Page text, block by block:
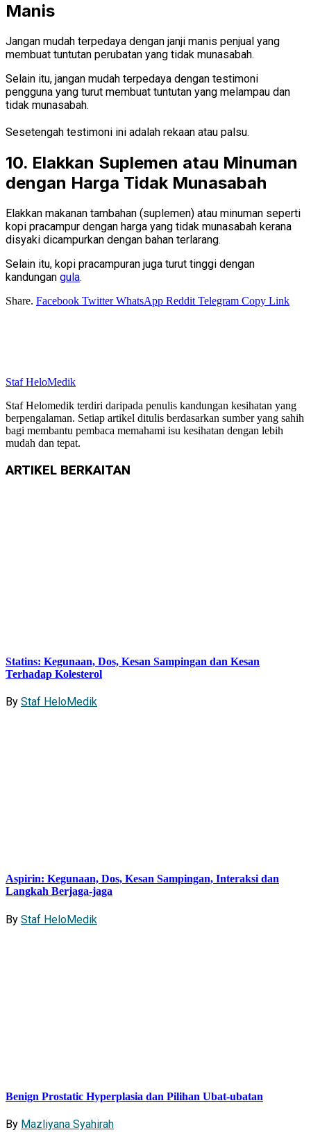
Manis
Jangan mudah terpedaya dengan janji manis penjual yang
membuat tuntutan perubatan yang tidak munasabah.
Selain itu, jangan mudah terpedaya dengan testimoni
pengguna yang turut membuat tuntutan yang melampau dan
tidak munasabah.
Sesetengah testimoni ini adalah rekaan atau palsu.
10. Elakkan Suplemen atau Minuman
dengan Harga Tidak Munasabah
Elakkan makanan tambahan (suplemen) atau minuman seperti
kopi pracampur dengan harga yang tidak munasabah kerana
disyaki dicampurkan dengan bahan terlarang.
Selain itu, kopi pracampuran juga turut tinggi dengan
kandungan gula.
Share. Facebook Twitter WhatsApp Reddit Telegram Copy Link
Staf HeloMedik
Staf Helomedik terdiri daripada penulis kandungan kesihatan yang
berpengalaman. Setiap artikel ditulis berdasarkan sumber yang sahih
bagi membantu pembaca memahami isu kesihatan dengan lebih
mudah dan tepat.
ARTIKEL BERKAITAN
Statins: Kegunaan, Dos, Kesan Sampingan dan Kesan
Terhadap Kolesterol
By Staf HeloMedik
Aspirin: Kegunaan, Dos, Kesan Sampingan, Interaksi dan
Langkah Berjaga-jaga
By Staf HeloMedik
Benign Prostatic Hyperplasia dan Pilihan Ubat-ubatan
By Mazliyana Syahirah